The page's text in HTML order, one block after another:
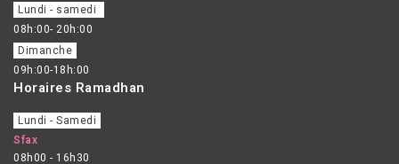
Lundi - samedi
08h:00- 20h:00
Dimanche
09h:00-18h:00
Horaires Ramadhan
Lundi - Samedi
Sfax
08h00 - 16h30